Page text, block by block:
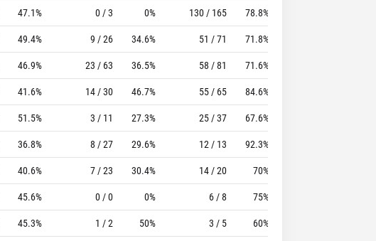
47.1% 0 / 3 0% 130 / 165 78.8%
49.4% 9 / 26 34.6% 51 / 71 71.8%
46.9% 23 / 63 36.5% 58 / 81 71.6%
41.6% 14 / 30 46.7% 55 / 65 84.6%
51.5% 3 / 11 27.3% 25 / 37 67.6%
36.8% 8 / 27 29.6% 12 / 13 92.3%
40.6% 7 / 23 30.4% 14 / 20 70%
45.6% 0 / 0 0% 6 / 8 75%
45.3% 1 / 2 50% 3 / 5 60%